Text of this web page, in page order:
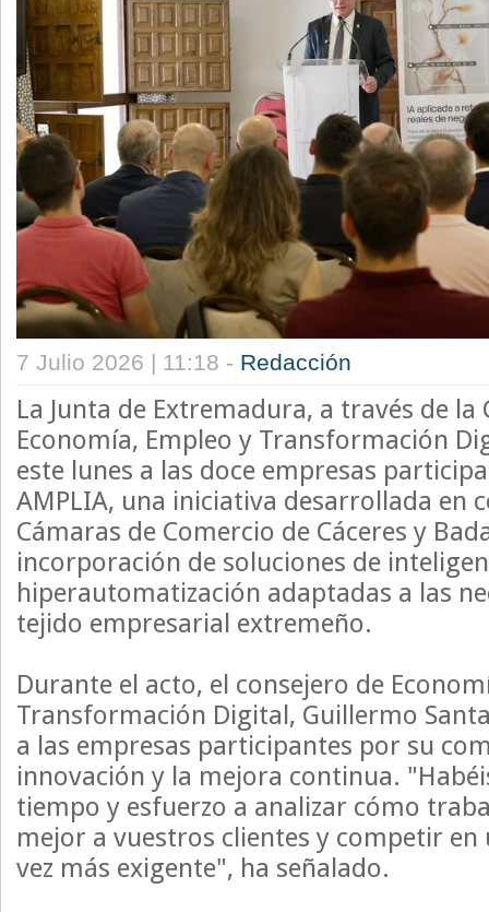
7 Julio 2026 | 11:18 - Redacción
La Junta de Extremadura, a través de la
Economía, Empleo y Transformación
este lunes a las doce empresas
AMPLIA, una iniciativa desarrollada en
Cámaras de Comercio de Cáceres y
incorporación de soluciones de
hiperautomatización adaptadas a las
tejido empresarial extremeño.
Durante el acto, el consejero de
Transformación Digital, Guillermo
a las empresas participantes por su
innovación y la mejora continua.
tiempo y esfuerzo a analizar cómo
mejor a vuestros clientes y competir en
vez más exigente", ha señalado.